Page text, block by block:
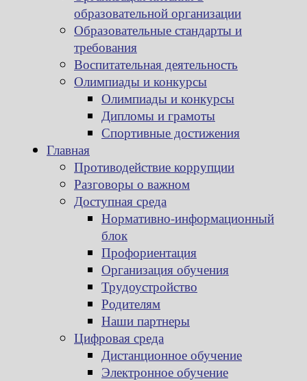
образовательной организации
Образовательные стандарты и
требования
Воспитательная деятельность
Олимпиады и конкурсы
Олимпиады и конкурсы
Дипломы и грамоты
Спортивные достижения
Главная
Противодействие коррупции
Разговоры о важном
Доступная среда
Нормативно-информационный
блок
Профориентация
Организация обучения
Трудоустройство
Родителям
Наши партнеры
Цифровая среда
Дистанционное обучение
Электронное обучение